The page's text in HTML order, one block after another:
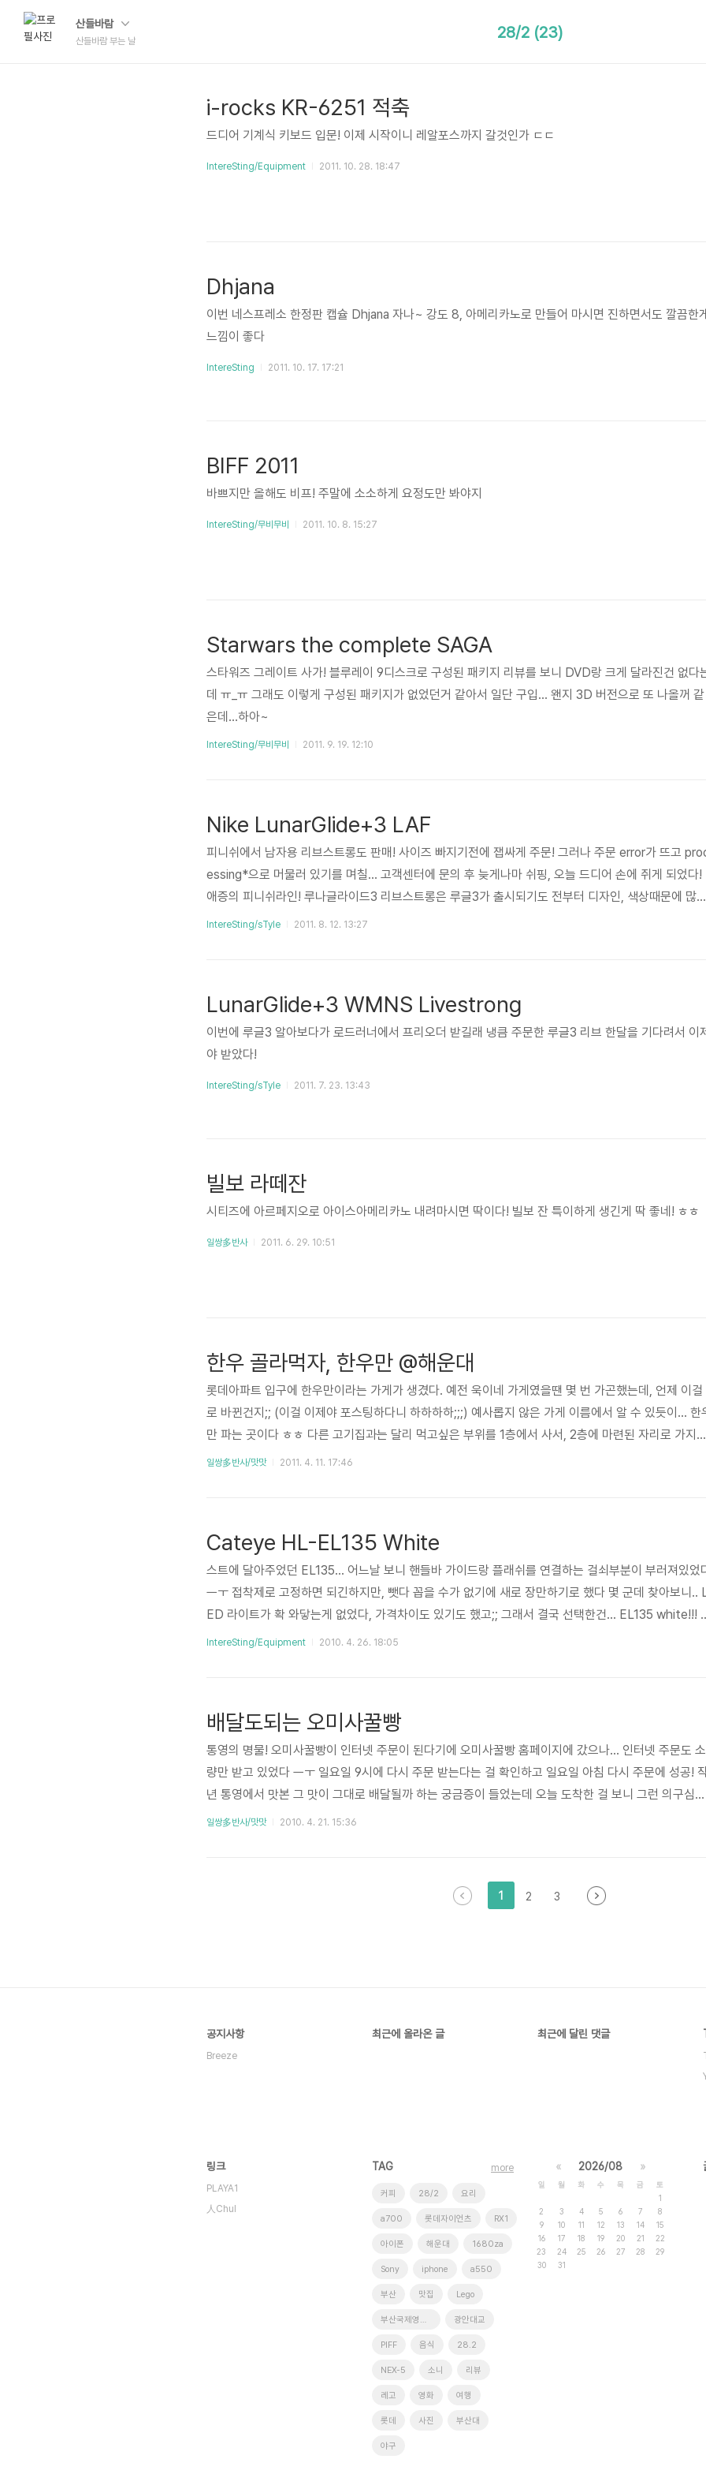
산들바람
산들바람 부는 날 28/2 (23)
i-rocks KR-6251 적축
드디어 기계식 키보드 입문! 이제 시작이니 레알포스까지 갈것인가 ㄷㄷ
IntereSting/Equipment 2011. 10. 28. 18:47
Dhjana
이번 네스프레소 한정판 캡슐 Dhjana 자나~ 강도 8, 아메리카노로 만들어 마시면 진하면서도 깔끔한
느낌이 좋다
IntereSting 2011. 10. 17. 17:21
BIFF 2011
바쁘지만 올해도 비프! 주말에 소소하게 요정도만 봐야지
IntereSting/무비무비 2011. 10. 8. 15:27
Starwars the complete SAGA
스타워즈 그레이트 사가! 블루레이 9디스크로 구성된 패키지 리뷰를 보니 DVD랑 크게 달라진건 없다
데 ㅠ_ㅠ 그래도 이렇게 구성된 패키지가 없었던거 같아서 일단 구입... 왠지 3D 버전으로 또 나올꺼 같
은데...하아~
IntereSting/무비무비 2011. 9. 19. 12:10
Nike LunarGlide+3 LAF
피니쉬에서 남자용 리브스트롱도 판매! 사이즈 빠지기전에 잽싸게 주문! 그러나 주문 error가 뜨고
essing*으로 머물러 있기를 며칠... 고객센터에 문의 후 늦게나마 쉬핑, 오늘 드디어 손에 쥐게 되었다!
애증의 피니쉬라인! 루나글라이드3 리브스트롱은 루글3가 출시되기도 전부터 디자인, 색상때문에 많
이들의 관심을 끌었던 모델이다 하지만... 남자용 리브스트롱이 실제 색상이 검노가 아닌 짙은회색노라
IntereSting/sTyle 2011. 8. 12. 13:27
LunarGlide+3 WMNS Livestrong
이번에 루글3 알아보다가 로드러너에서 프리오더 받길래 냉큼 주문한 루글3 리브 한달을 기다려서 이
야 받았다!
IntereSting/sTyle 2011. 7. 23. 13:43
빌보 라떼잔
시티즈에 아르페지오로 아이스아메리카노 내려마시면 딱이다! 빌보 잔 특이하게 생긴게 딱 좋네! ㅎㅎ
일쌍多반사 2011. 6. 29. 10:51
한우 골라먹자, 한우만 @해운대
롯데아파트 입구에 한우만이라는 가게가 생겼다. 예전 욱이네 가게였을땐 몇 번 가곤했는데, 언제 이걸
로 바뀐건지;; (이걸 이제야 포스팅하다니 하하하하;;;) 예사롭지 않은 가게 이름에서 알 수 있듯이... 한
만 파는 곳이다 ㅎㅎ 다른 고기집과는 달리 먹고싶은 부위를 1층에서 사서, 2층에 마련된 자리로 가지
가서 구워먹을 수 있도록 해놓은 곳이다 1층은 마치 정육점 분위기 ㅎㅎ 마음에 드는 부위를 고르고 계
일쌍多반사/맛맛 2011. 4. 11. 17:46
Cateye HL-EL135 White
스트에 달아주었던 EL135... 어느날 보니 핸들바 가이드랑 플래쉬를 연결하는 걸쇠부분이 부러져있었
ㅡㅜ 접착제로 고정하면 되긴하지만, 뺏다 꼽을 수가 없기에 새로 장만하기로 했다 몇 군데 찾아보니..
ED 라이트가 확 와닿는게 없었다, 가격차이도 있기도 했고;; 그래서 결국 선택한건... EL135 white!!!
색이 나왔다니 와우~ 흰둥이 스트에 달아주면 딱 일꺼 같더라 주문! ㅎㅎ 패키지는 예전 검은색과 비슷
IntereSting/Equipment 2010. 4. 26. 18:05
배달도되는 오미사꿀빵
통영의 명물! 오미사꿀빵이 인터넷 주문이 된다기에 오미사꿀빵 홈페이지에 갔으나... 인터넷 주문도 소
량만 받고 있었다 ㅡㅜ 일요일 9시에 다시 주문 받는다는 걸 확인하고 일요일 아침 다시 주문에 성공!
년 통영에서 맛본 그 맛이 그대로 배달될까 하는 궁금증이 들었는데 오늘 도착한 걸 보니 그런 의구심은
괜한 것이었다 ㅎㅎ 전자렌지에 데워먹으면 딱 오미사꿀빵 가게에서 사먹던 그 맛 그대로일듯! 진공 포
일쌍多반사/맛맛 2010. 4. 21. 15:36
1 2 3
공지사항
Breeze
최근에 올라온 글 최근에 달린 댓글
링크
PLAYA1
人Chul
TAG
커피 28/2 요리
a700 롯데자이언츠 RX1
아이폰 해운대 1680za
Sony iphone a550
부산 맛집 Lego
부산국제영화제 광안대교
PIFF 음식 28.2
NEX-5 소니 리뷰
레고 영화 여행
롯데 사진 부산대
야구
more « 2026/08 »
일 월 화 수 목 금
토
1
2
3 4 5 6 7
8
9
10 11 12 13 14
15
16
17 18 19 20 21
22
23
24 25 26 27 28
29
30
31